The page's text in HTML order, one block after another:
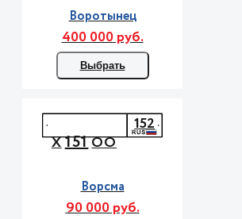
Воротынец
400 000 руб.
Выбрать
Х151ОО
152
Ворсма
90 000 руб.